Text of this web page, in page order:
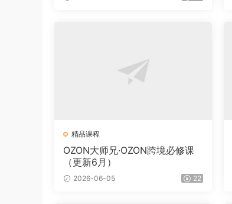
精品课程
OZON大师兄·OZON跨境必修课
（更新6月）
2026-06-05 22